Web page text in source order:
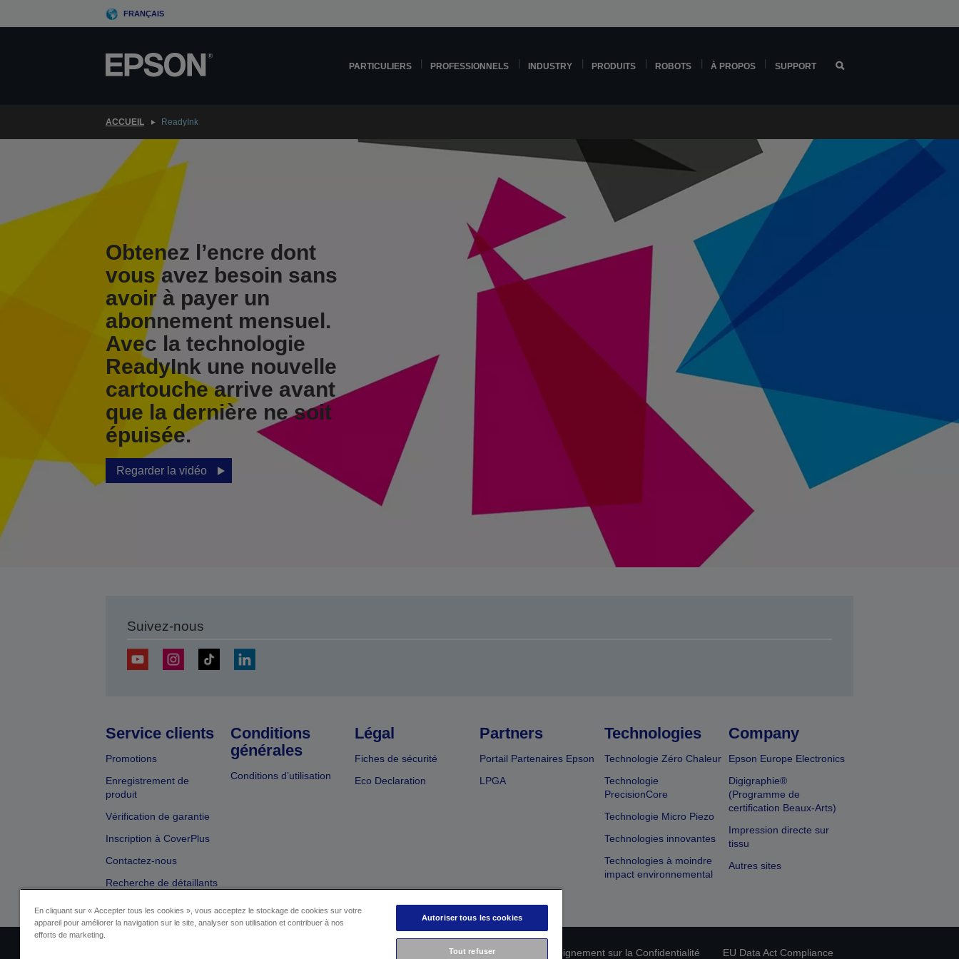
to
FRANÇAIS
PARTICULIERS PROFESSIONNELS INDUSTRY PRODUITS ROBOTS À PROPOS SUPPORT
ACCUEIL ReadyInk
Obtenez l’encre dont
vous avez besoin sans
avoir à payer un
abonnement mensuel.
Avec la technologie
ReadyInk une nouvelle
cartouche arrive avant
que la dernière ne soit
épuisée.
Regarder la vidéo
Suivez-nous
Service clients
Promotions
Enregistrement de
produit
Vérification de garantie
Inscription à CoverPlus
Contactez-nous
Recherche de détaillants
Conditions
générales
Conditions d’utilisation
Légal
Fiches de sécurité
Eco Declaration
Partners
Portail Partenaires Epson
LPGA
Technologies
Technologie Zéro Chaleur
Technologie
PrecisionCore
Technologie Micro Piezo
Technologies innovantes
Technologies à moindre
impact environnemental
Company
Epson Europe Electronics
Digigraphie®
(Programme de
certification Beaux-Arts)
Impression directe sur
tissu
Autres sites
Déclaration de Renseignement sur la Confidentialité EU Data Act Compliance
En cliquant sur « Accepter tous les cookies », vous acceptez le stockage de cookies sur votre
appareil pour améliorer la navigation sur le site, analyser son utilisation et contribuer à nos
efforts de marketing.
Autoriser tous les cookies
Tout refuser